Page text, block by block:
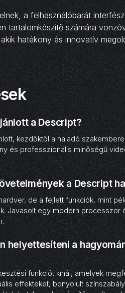
a felhasználóbarát
tartalomkészítő számára
hatékony és innovatív
a Descript?
kezdőktől a haladó
és professzionális minőségű
a Descript
de a fejlett funkciók, mint
Javasolt egy modern processzor
helyettesíteni a
funkciót kínál, amelyek
effekteket, bonyolult